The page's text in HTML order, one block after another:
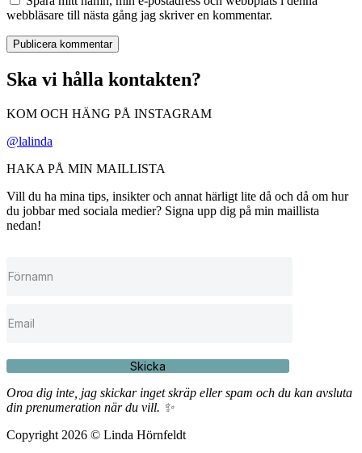
webbläsare till nästa gång jag skriver en kommentar.
Ska vi hålla kontakten?
KOM OCH HÄNG PÅ INSTAGRAM
@lalinda
HAKA PÅ MIN MAILLISTA
Vill du ha mina tips, insikter och annat härligt lite då och då om hur
du jobbar med sociala medier? Signa upp dig på min maillista
nedan!
Skicka
Oroa dig inte, jag skickar inget skräp eller spam och du kan avsluta
din prenumeration när du vill. ✨
Copyright 2026 © Linda Hörnfeldt